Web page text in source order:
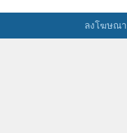
ลงโฆษณา